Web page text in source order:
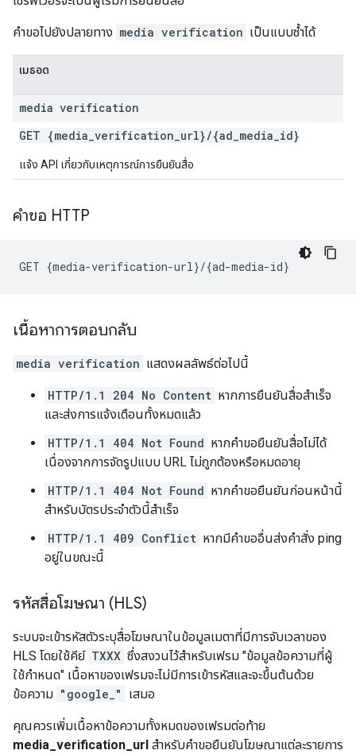
คำขอไปยังปลายทาง media verification เป็นแบบซ้ำได้
เมธอด
media verification
GET {media verification url}/{ad media id}
แจ้ง API เกี่ยวกับเหตุการณ์การยืนยันสื่อ
คำขอ HTTP
เนื้อหาการตอบกลับ
media verification แสดงผลลัพธ์ต่อไปนี้
HTTP/1.1 204 No Content หากการยืนยันสื่อสําเร็จ
และส่งการแจ้งเตือนทั้งหมดแล้ว
HTTP/1.1 404 Not Found หากคำขอยืนยันสื่อไม่ได้
เนื่องจากการจัดรูปแบบ URL ไม่ถูกต้องหรือหมดอายุ
HTTP/1.1 404 Not Found หากคำขอยืนยันก่อนหน้านี้
สำหรับบัตรประจำตัวนี้สำเร็จ
HTTP/1.1 409 Conflict หากมีคำขออื่นส่งคําสั่ง ping
อยู่ในขณะนี้
รหัสสื่อโฆษณา (HLS)
ระบบจะเข้ารหัสตัวระบุสื่อโฆษณาในข้อมูลเมตาที่มีการจับเวลาของ
HLS โดยใช้คีย์ TXXX ซึ่งสงวนไว้สำหรับเฟรม "ข้อมูลข้อความที่ผู้
ใช้กำหนด" เนื้อหาของเฟรมจะไม่มีการเข้ารหัสและจะขึ้นต้นด้วย
ข้อความ "google_" เสมอ
คุณควรเพิ่มเนื้อหาข้อความทั้งหมดของเฟรมต่อท้าย
media_verification_url สําหรับคําขอยืนยันโฆษณาแต่ละรายการ